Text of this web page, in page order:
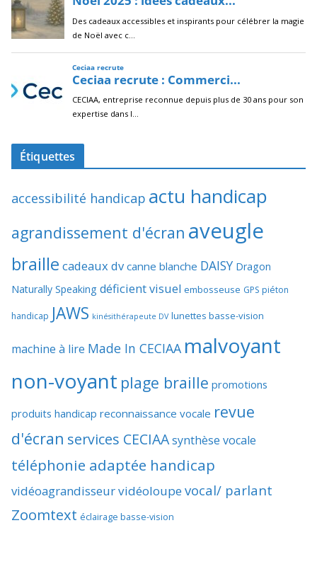
Étiquettes
accessibilité handicap actu handicap
agrandissement d'écran aveugle
braille cadeaux dv canne blanche DAISY Dragon
Naturally Speaking déficient visuel embosseuse GPS piéton
handicap JAWS kinésithérapeute DV lunettes basse-vision
machine à lire Made In CECIAA malvoyant
non-voyant plage braille promotions
produits handicap reconnaissance vocale revue
d'écran services CECIAAsynthèse vocale
téléphonie adaptée handicap
vidéoagrandisseurvidéoloupevocal/ parlant
Zoomtext éclairage basse-vision